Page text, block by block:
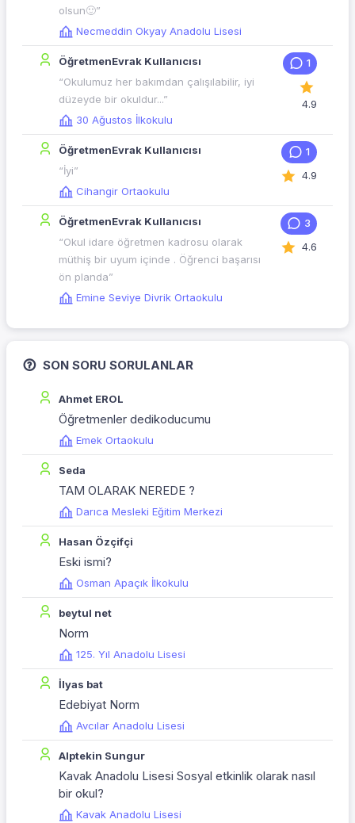
olsun🙂”
Necmeddin Okyay Anadolu Lisesi
ÖğretmenEvrak Kullanıcısı
“Okulumuz her bakımdan çalışılabilir, iyi
düzeyde bir okuldur...”
30 Ağustos İlkokulu
1
4.9
ÖğretmenEvrak Kullanıcısı
“İyi”
Cihangir Ortaokulu
1
4.9
ÖğretmenEvrak Kullanıcısı
“Okul idare öğretmen kadrosu olarak
müthiş bir uyum içinde . Öğrenci başarısı
ön planda”
Emine Seviye Divrik Ortaokulu
3
4.6
SON SORU SORULANLAR
Ahmet EROL
Öğretmenler dedikoducumu
Emek Ortaokulu
Seda
TAM OLARAK NEREDE ?
Darıca Mesleki Eğitim Merkezi
Hasan Özçifçi
Eski ismi?
Osman Apaçık İlkokulu
beytul net
Norm
125. Yıl Anadolu Lisesi
İlyas bat
Edebiyat Norm
Avcılar Anadolu Lisesi
Alptekin Sungur
Kavak Anadolu Lisesi Sosyal etkinlik olarak nasıl
bir okul?
Kavak Anadolu Lisesi